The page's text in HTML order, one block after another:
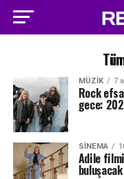
MÜZIK 7
Rock
gece:
SINEMA
Adile
buluşacak